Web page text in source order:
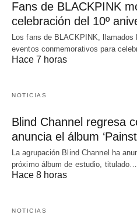
Fans de BLACKPINK
celebración del 10º
Los fans de BLACKPINK,
eventos conmemorativos para
Hace 7 horas
NOTICIAS
Blind Channel regresa
anuncia el álbum
La agrupación Blind Channel ha
próximo álbum de estudio, titulado…
Hace 8 horas
NOTICIAS